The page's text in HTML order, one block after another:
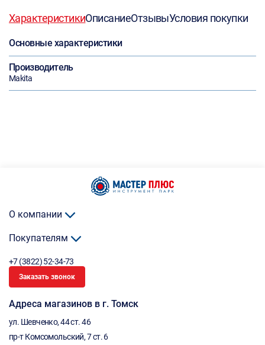
ХарактеристикиОписаниеОтзывыУсловия покупки
Основные характеристики
Производитель
Makita
О компании
Покупателям
+7 (3822) 52-34-73
Заказать звонок
Адреса магазинов в г. Томск
ул. Шевченко, 44 ст. 46
пр-т Комсомольский, 7 ст. 6